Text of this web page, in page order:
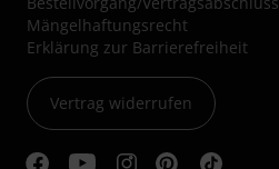
Mängelhaftungsrecht
Erklärung zur Barrierefreiheit
Vertrag widerrufen